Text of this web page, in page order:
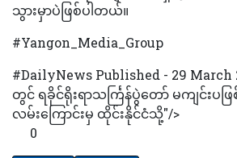
သွားမှာပဲဖြစ်ပါတယ်။
#Yangon_Media_Group
#DailyNews Published - 29 March
တွင် ရခိုင်ရိုးရာသင်္ကြန်ပွဲတော် မကျင်းပဖ
လမ်းကြောင်းမှ ထိုင်းနိုင်ငံသို့"/>
0